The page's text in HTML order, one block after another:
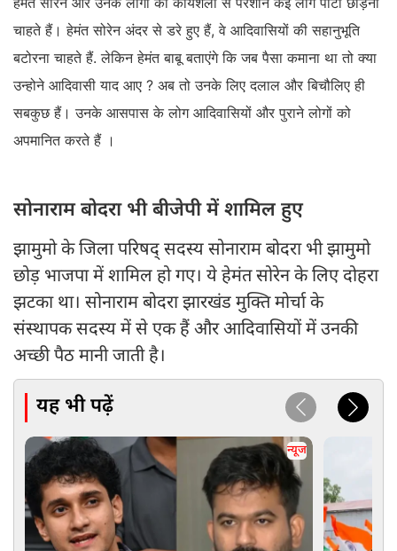
चाहते हैं। हेमंत सोरेन अंदर से डरे हुए हैं, वे आदिवासियों की सहानुभूति
बटोरना चाहते हैं. लेकिन हेमंत बाबू बताएंगे कि जब पैसा कमाना था तो क्या
उन्होने आदिवासी याद आए ? अब तो उनके लिए दलाल और बिचौलिए ही
सबकुछ हैं। उनके आसपास के लोग आदिवासियों और पुराने लोगों को
अपमानित करते हैं ।
सोनाराम बोदरा भी बीजेपी में शामिल हुए
झामुमो के जिला परिषद् सदस्य सोनाराम बोदरा भी झामुमो
छोड़ भाजपा में शामिल हो गए। ये हेमंत सोरेन के लिए दोहरा
झटका था। सोनाराम बोदरा झारखंड मुक्ति मोर्चा के
संस्थापक सदस्य में से एक हैं और आदिवासियों में उनकी
अच्छी पैठ मानी जाती है।
यह भी पढ़ें
न्यूज